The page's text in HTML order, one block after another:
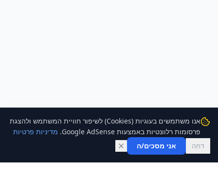
אנו משתמשים בעוגיות (Cookies) לשיפור חוויית המשתמש ולהצגת
פרסומות רלוונטיות באמצעות Google AdSense.
מדיניות פרטיות
דחה
אני מסכים/ה